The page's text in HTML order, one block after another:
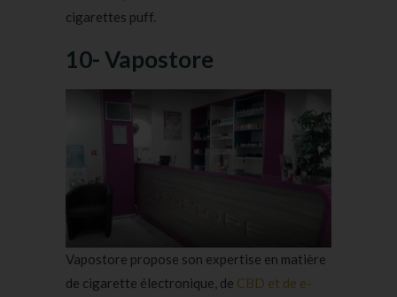
cigarettes puff.
10- Vapostore
Vapostore propose son expertise en matière
de cigarette électronique, de CBD et de e-